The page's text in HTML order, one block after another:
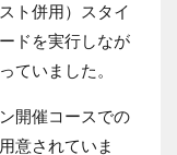
ト併用）スタイ
ドを実行しなが
ていました。
開催コースでの
意されていま